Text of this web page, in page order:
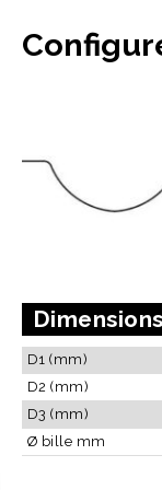
Dimensions
D1 (mm)
D2 (mm)
D3 (mm)
Ø bille mm